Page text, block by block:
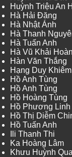
Huỳnh Triệu An
Hà Hải Đăng
Hà Nhật Ánh
Hà Thanh
Hà Tuấn Anh
Hà Vũ Khải Hoàn
Hàn Văn Thắng
Hạng Duy Khiêm
Hồ Anh Tùng
Hồ Anh Tùng
Hồ Hoàng Tùng
Hồ Phương Linh
Hồ Thị Diễm
Hồ Tuấn Anh
Ili Thanh Thi
Ka Hoàng Lâm
Khưu Huỳnh